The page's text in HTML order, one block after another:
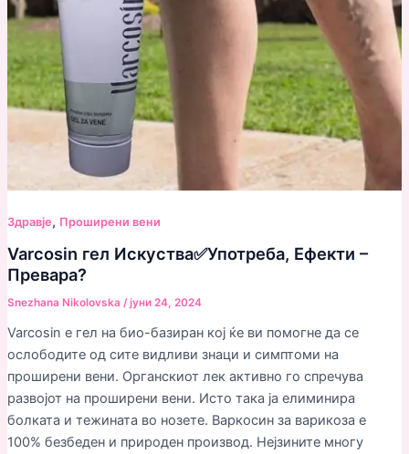
Здравjе, Проширени вени
Varcosin гел Искуства✅Употреба, Ефекти –
Превара?
Snezhana Nikolovska /јуни 24, 2024
Varcosin е гел на био-базиран кој ќе ви помогне да се
ослободите од сите видливи знаци и симптоми на
проширени вени. Органскиот лек активно го спречува
развојот на проширени вени. Исто така ја елиминира
болката и тежината во нозете. Варкосин за варикоза е
100% безбеден и природен производ. Нејзините многу